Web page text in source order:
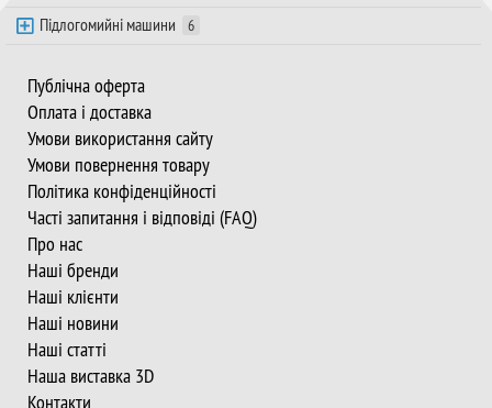
Підлогомийні машини 6
Публічна оферта
Оплата і доставка
Умови використання сайту
Умови повернення товару
Політика конфіденційності
Часті запитання і відповіді (FAQ)
Про нас
Наші бренди
Наші клієнти
Наші новини
Наші статті
Наша виставка 3D
Контакти